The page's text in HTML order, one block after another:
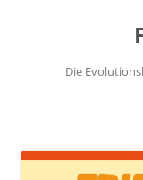
Die